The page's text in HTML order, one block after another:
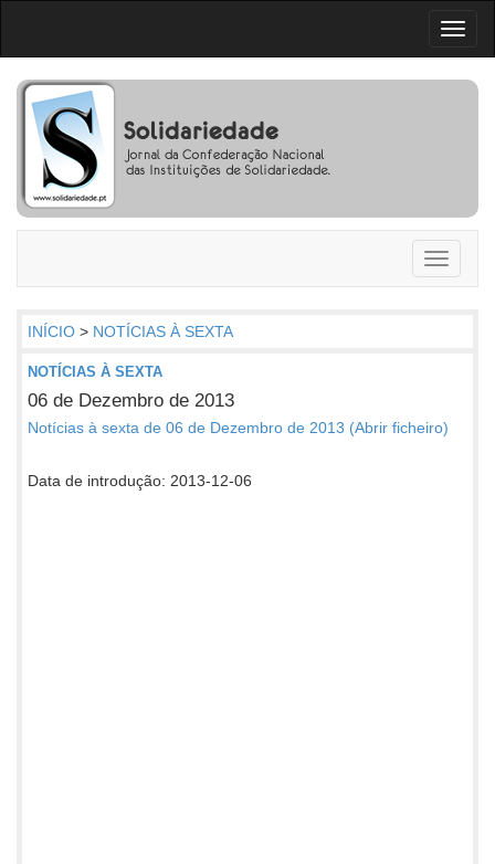
Toggle
INÍCIO > NOTÍCIAS À SEXTA
NOTÍCIAS À SEXTA
06 de Dezembro de 2013
Notícias à sexta de 06 de Dezembro de 2013 (Abrir ficheiro)
Data de introdução: 2013-12-06